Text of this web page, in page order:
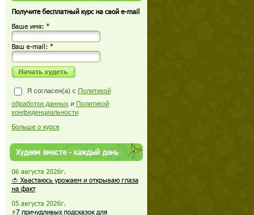
Получите бесплатный курс на свой e-mail
Ваше имя: *
Ваш е-mail: *
Я согласен(а) с Политикой
обработки данных и Политикой
конфиденциальности
Больше о курсе
Худеем вместе - каждый день
06 августа 2026г.
🍅 Хвастаюсь урожаем и открываю глаза
на факт
05 августа 2026г.
⚡7 причудливых подсказок для